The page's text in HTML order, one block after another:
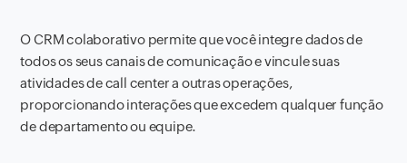
O CRM colaborativo permite que você integre dados de
todos os seus canais de comunicação e vincule suas
atividades de call center a outras operações,
proporcionando interações que excedem qualquer função
de departamento ou equipe.